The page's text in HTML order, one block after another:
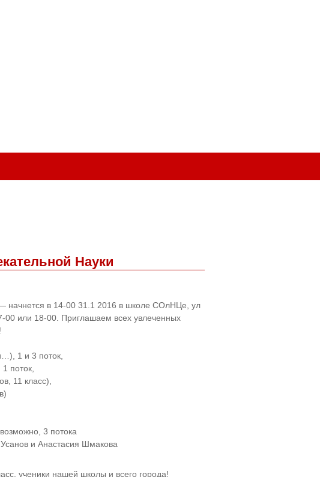
Науки
начнется в 14-00 31.1 2016 в школе СОлНЦе, ул
или 18-00. Приглашаем всех увлеченных
1 и 3 поток,
поток,
11 класс),
3 потока
и Анастасия Шмакова
ученики нашей школы и всего города!